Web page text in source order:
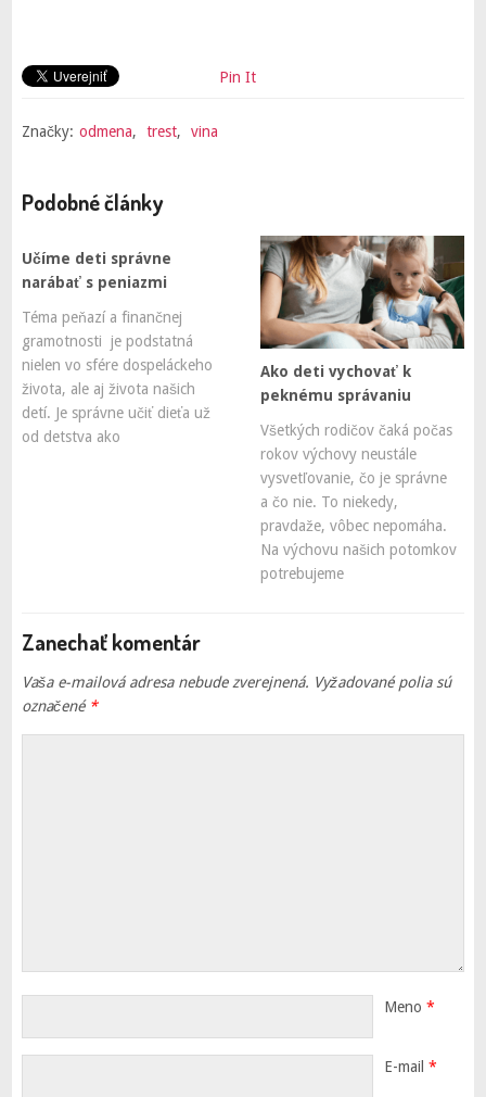
Pin It
Značky: odmena, trest, vina
Podobné články
Učíme deti správne
narábať s peniazmi
Téma peňazí a finančnej
gramotnosti je podstatná
nielen vo sfére dospeláckeho
života, ale aj života našich
detí. Je správne učiť dieťa už
od detstva ako
Ako deti vychovať k
peknému správaniu
Všetkých rodičov čaká počas
rokov výchovy neustále
vysvetľovanie, čo je správne
a čo nie. To niekedy,
pravdaže, vôbec nepomáha.
Na výchovu našich potomkov
potrebujeme
Zanechať komentár
Vaša e-mailová adresa nebude zverejnená. Vyžadované polia sú
označené *
Meno *
E-mail *